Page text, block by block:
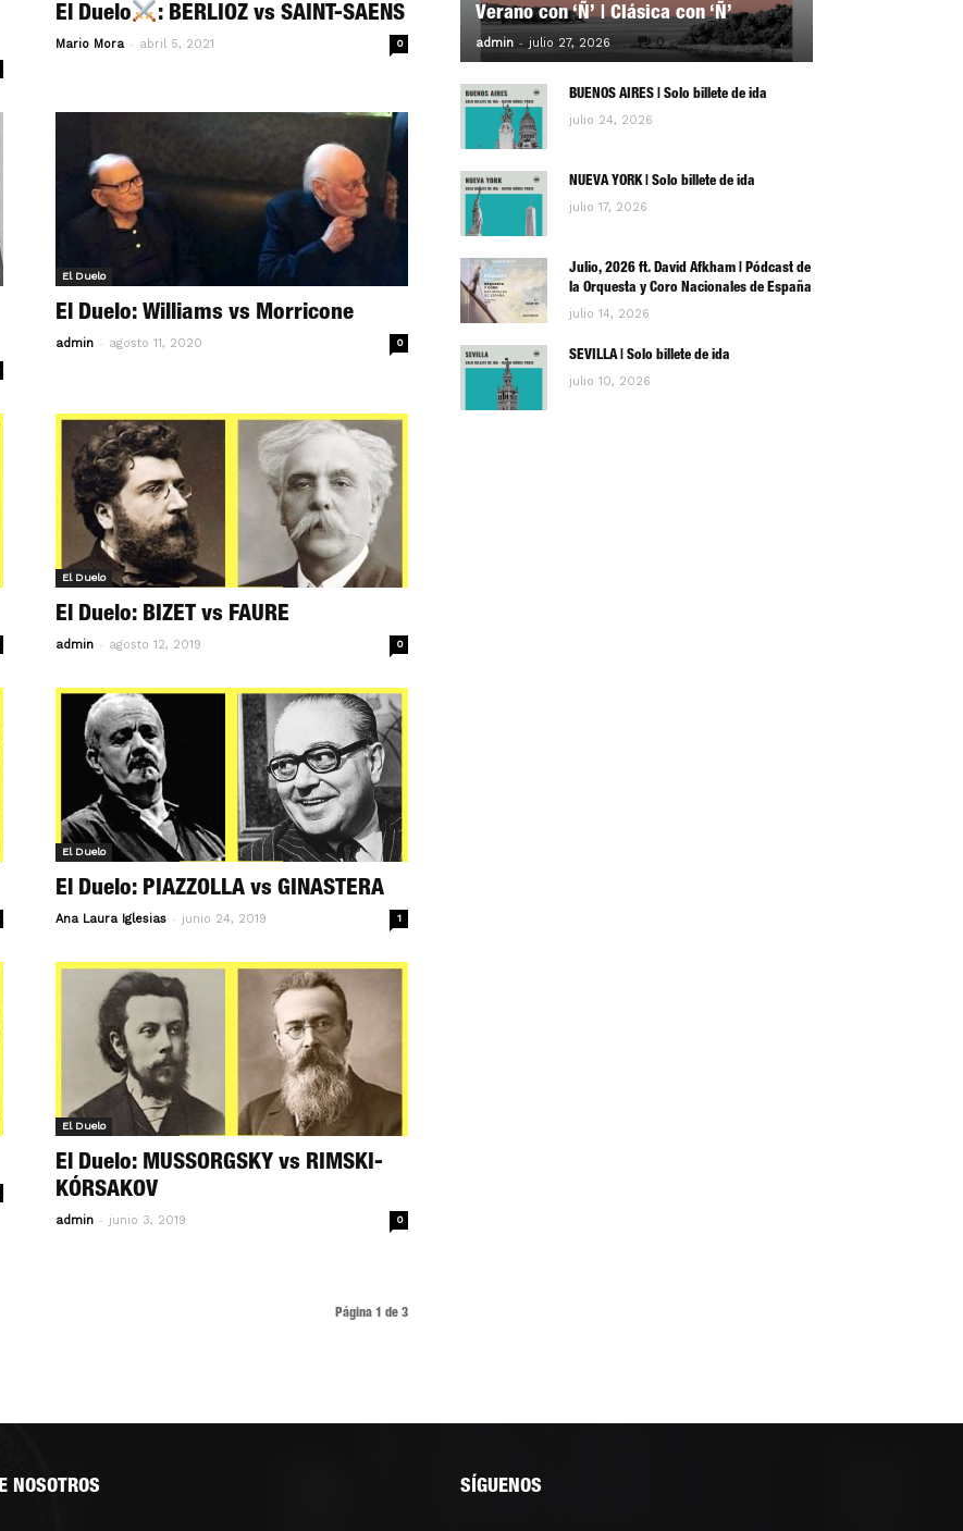
El Duelo : BERLIOZ vs SAINT-SAENS
Mario Mora - abril 5, 2021 0
El Duelo
El Duelo: Williams vs Morricone
admin - agosto 11, 2020 0
El Duelo
El Duelo: BIZET vs FAURE
admin - agosto 12, 2019 0
El Duelo
El Duelo: PIAZZOLLA vs GINASTERA
Ana Laura Iglesias - junio 24, 2019 1
El Duelo
El Duelo: MUSSORGSKY vs RIMSKI-
KÓRSAKOV
admin - junio 3, 2019 0
Página 1 de 3
Verano con ‘Ñ’ | Clásica con ‘Ñ’
admin - julio 27, 2026 0
BUENOS AIRES | Solo billete de ida
julio 24, 2026
NUEVA YORK | Solo billete de ida
julio 17, 2026
Julio, 2026 ft. David Afkham | Pódcast de
la Orquesta y Coro Nacionales de España
julio 14, 2026
SEVILLA | Solo billete de ida
julio 10, 2026
NOSOTROS SÍGUENOS